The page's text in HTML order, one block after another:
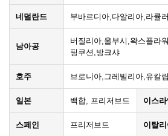
네덜란드 부바르디아,다알리아,라큘
남아공
버질리아,울부시,왁스플라
핑쿠션,방크샤
호주 브로니아,그레빌리아,유칼
일본 백합, 프리저브드 이스라
스페인 프리저브드 이탈